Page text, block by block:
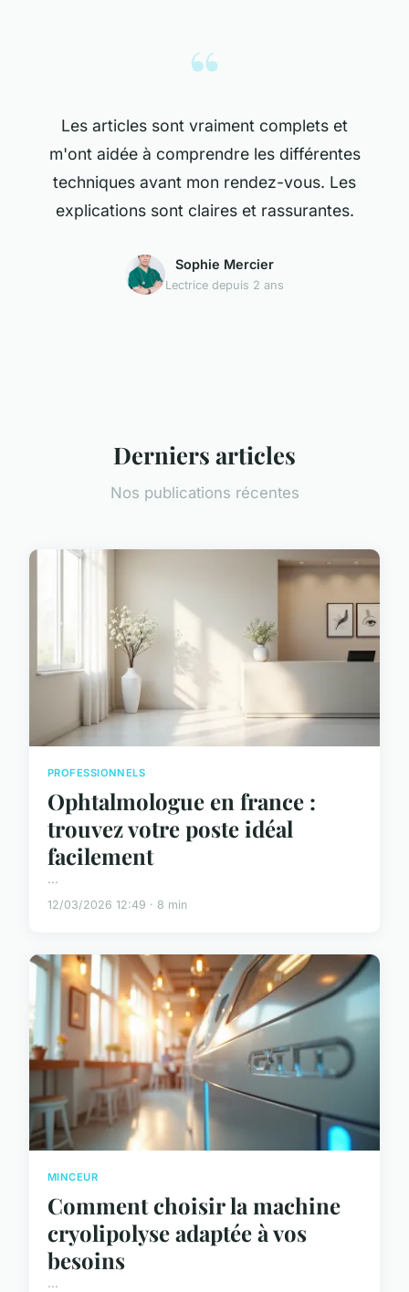
“
Les articles sont vraiment complets et
m'ont aidée à comprendre les différentes
techniques avant mon rendez-vous. Les
explications sont claires et rassurantes.
Sophie Mercier
Lectrice depuis 2 ans
Derniers articles
Nos publications récentes
PROFESSIONNELS
Ophtalmologue en france :
trouvez votre poste idéal
facilement
...
12/03/2026 12:49 · 8 min
MINCEUR
Comment choisir la machine
cryolipolyse adaptée à vos
besoins
...